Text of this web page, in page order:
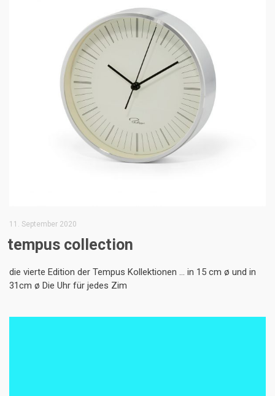
11. September 2020
tempus collection
die vierte Edition der Tempus Kollektionen … in 15 cm ø und in
31cm ø Die Uhr für jedes Zim